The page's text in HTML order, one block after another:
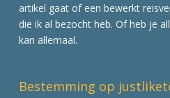
artikel gaat of een bewerkt
die ik al bezocht heb. Of heb je
kan allemaal.
Bestemming op